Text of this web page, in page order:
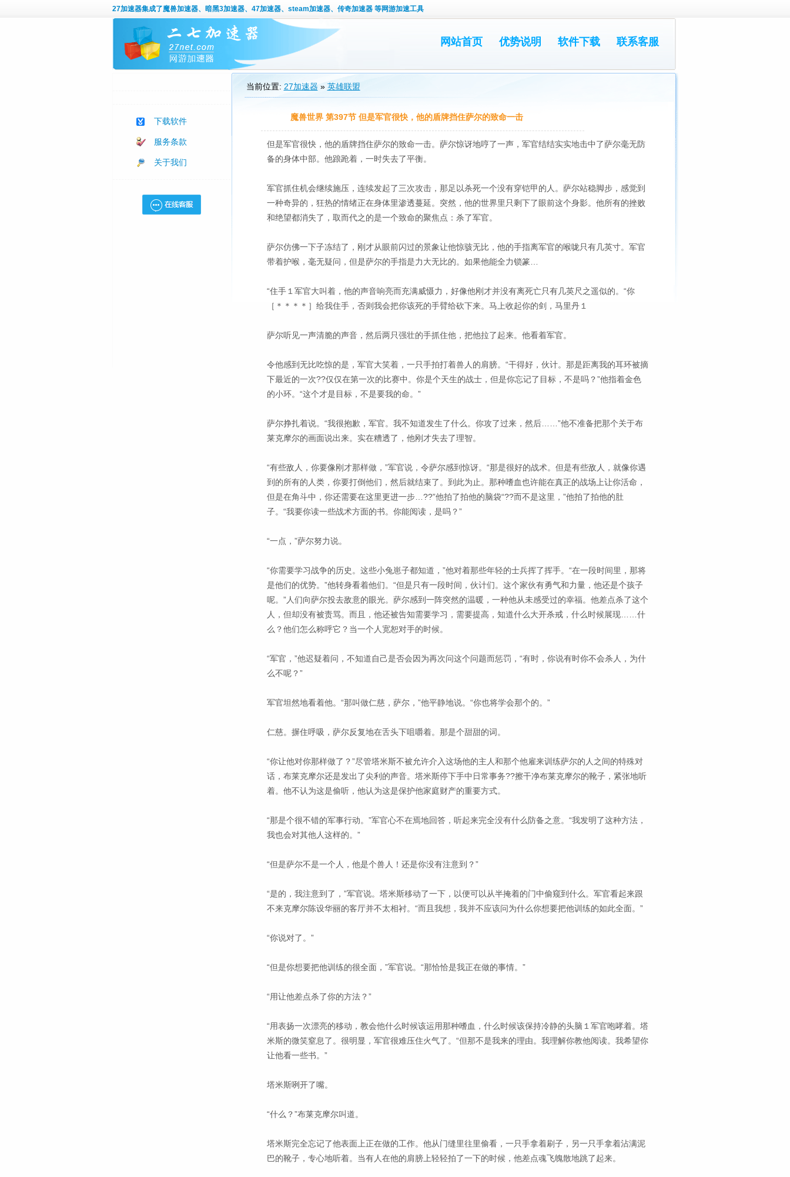
27加速器集成了魔兽加速器、暗黑3加速器、47加速器、steam加速器、传奇加速器 等网游加速工具
网站首页 优势说明 软件下载 联系客服
下载软件
服务条款
关于我们
当前位置: 27加速器» 英雄联盟
魔兽世界 第397节 但是军官很快，他的盾牌挡住萨尔的致命一击
但是军官很快，他的盾牌挡住萨尔的致命一击。萨尔惊讶地哼了一声，军官结结实实地击中了萨尔毫无防
备的身体中部。他踉跄着，一时失去了平衡。
军官抓住机会继续施压，连续发起了三次攻击，那足以杀死一个没有穿铠甲的人。萨尔站稳脚步，感觉到
一种奇异的，狂热的情绪正在身体里渗透蔓延。突然，他的世界里只剩下了眼前这个身影。他所有的挫败
和绝望都消失了，取而代之的是一个致命的聚焦点：杀了军官。
萨尔仿佛一下子冻结了，刚才从眼前闪过的景象让他惊骇无比，他的手指离军官的喉咙只有几英寸。军官
带着护喉，毫无疑问，但是萨尔的手指是力大无比的。如果他能全力锁篆…
“住手１军官大叫着，他的声音响亮而充满威慑力，好像他刚才并没有离死亡只有几英尺之遥似的。“你
［＊＊＊＊］给我住手，否则我会把你该死的手臂给砍下来。马上收起你的剑，马里丹１
萨尔听见一声清脆的声音，然后两只强壮的手抓住他，把他拉了起来。他看着军官。
令他感到无比吃惊的是，军官大笑着，一只手拍打着兽人的肩膀。“干得好，伙计。那是距离我的耳环被摘
下最近的一次??仅仅在第一次的比赛中。你是个天生的战士，但是你忘记了目标，不是吗？”他指着金色
的小环。“这个才是目标，不是要我的命。”
萨尔挣扎着说。“我很抱歉，军官。我不知道发生了什么。你攻了过来，然后……”他不准备把那个关于布
莱克摩尔的画面说出来。实在糟透了，他刚才失去了理智。
“有些敌人，你要像刚才那样做，”军官说，令萨尔感到惊讶。“那是很好的战术。但是有些敌人，就像你遇
到的所有的人类，你要打倒他们，然后就结束了。到此为止。那种嗜血也许能在真正的战场上让你活命，
但是在角斗中，你还需要在这里更进一步…??”他拍了拍他的脑袋“??而不是这里，”他拍了拍他的肚
子。“我要你读一些战术方面的书。你能阅读，是吗？”
“一点，”萨尔努力说。
“你需要学习战争的历史。这些小兔崽子都知道，”他对着那些年轻的士兵挥了挥手。“在一段时间里，那将
是他们的优势。”他转身看着他们。“但是只有一段时间，伙计们。这个家伙有勇气和力量，他还是个孩子
呢。”人们向萨尔投去敌意的眼光。萨尔感到一阵突然的温暖，一种他从未感受过的幸福。他差点杀了这个
人，但却没有被责骂。而且，他还被告知需要学习，需要提高，知道什么大开杀戒，什么时候展现……什
么？他们怎么称呼它？当一个人宽恕对手的时候。
“军官，”他迟疑着问，不知道自己是否会因为再次问这个问题而惩罚，“有时，你说有时你不会杀人，为什
么不呢？”
军官坦然地看着他。“那叫做仁慈，萨尔，”他平静地说。“你也将学会那个的。”
仁慈。摒住呼吸，萨尔反复地在舌头下咀嚼着。那是个甜甜的词。
“你让他对你那样做了？”尽管塔米斯不被允许介入这场他的主人和那个他雇来训练萨尔的人之间的特殊对
话，布莱克摩尔还是发出了尖利的声音。塔米斯停下手中日常事务??擦干净布莱克摩尔的靴子，紧张地听
着。他不认为这是偷听，他认为这是保护他家庭财产的重要方式。
“那是个很不错的军事行动。”军官心不在焉地回答，听起来完全没有什么防备之意。“我发明了这种方法，
我也会对其他人这样的。”
“但是萨尔不是一个人，他是个兽人！还是你没有注意到？”
“是的，我注意到了，”军官说。塔米斯移动了一下，以便可以从半掩着的门中偷窥到什么。军官看起来跟
不来克摩尔陈设华丽的客厅并不太相衬。“而且我想，我并不应该问为什么你想要把他训练的如此全面。”
“你说对了。”
“但是你想要把他训练的很全面，”军官说。“那恰恰是我正在做的事情。”
“用让他差点杀了你的方法？”
“用表扬一次漂亮的移动，教会他什么时候该运用那种嗜血，什么时候该保持冷静的头脑１军官咆哮着。塔
米斯的微笑窒息了。很明显，军官很难压住火气了。“但那不是我来的理由。我理解你教他阅读。我希望你
让他看一些书。”
塔米斯咧开了嘴。
“什么？”布莱克摩尔叫道。
塔米斯完全忘记了他表面上正在做的工作。他从门缝里往里偷看，一只手拿着刷子，另一只手拿着沾满泥
巴的靴子，专心地听着。当有人在他的肩膀上轻轻拍了一下的时候，他差点魂飞魄散地跳了起来。